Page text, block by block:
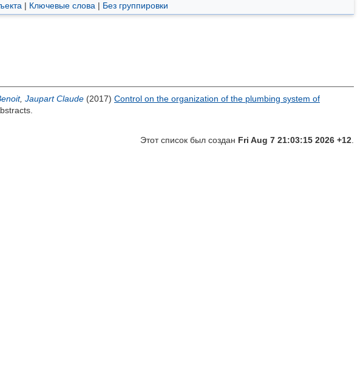
| Ключевые слова | Без группировки
, Jaupart Claude (2017) Control on the organization of the plumbing system of
Этот список был создан Fri Aug 7 21:03:15 2026 +12